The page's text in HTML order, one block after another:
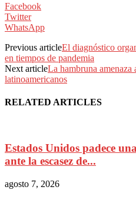
Facebook
Twitter
WhatsApp
Previous articleEl diagnóstico
en tiempos de pandemia
Next articleLa hambruna amenaza
latinoamericanos
RELATED ARTICLES
Estados Unidos padece
ante la escasez de...
agosto 7, 2026